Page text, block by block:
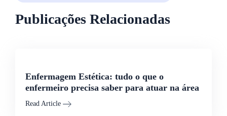
Publicações Relacionadas
Enfermagem Estética: tudo o que o
enfermeiro precisa saber para atuar na área
Read Article